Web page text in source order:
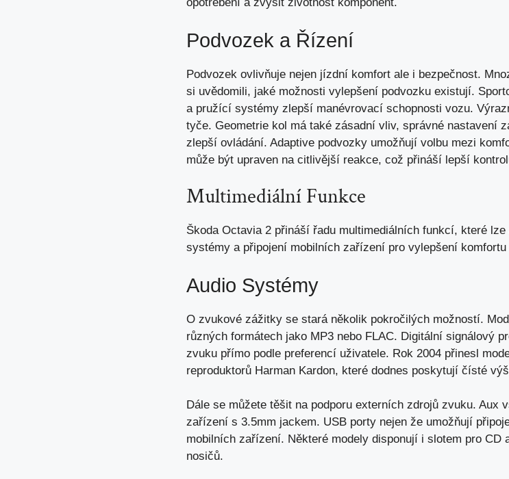
Podvozek a Řízení
Podvozek ovlivňuje nejen jízdní komfort ale i bezpečnost.
si uvědomili, jaké možnosti vylepšení podvozku existují.
a pružící systémy zlepší manévrovací schopnosti vozu.
tyče. Geometrie kol má také zásadní vliv, správné nastavení
zlepší ovládání. Adaptive podvozky umožňují volbu mezi
může být upraven na citlivější reakce, což přináší lepší
Multimediální Funkce
Škoda Octavia 2 přináší řadu multimediálních funkcí, které
systémy a připojení mobilních zařízení pro vylepšení
Audio Systémy
O zvukové zážitky se stará několik pokročilých možností.
různých formátech jako MP3 nebo FLAC. Digitální signálový
zvuku přímo podle preferencí uživatele. Rok 2004 přinesl
reproduktorů Harman Kardon, které dodnes poskytují čísté
Dále se můžete těšit na podporu externích zdrojů zvuku. Aux
zařízení s 3.5mm jackem. USB porty nejen že umožňují
mobilních zařízení. Některé modely disponují i slotem pro
nosičů.